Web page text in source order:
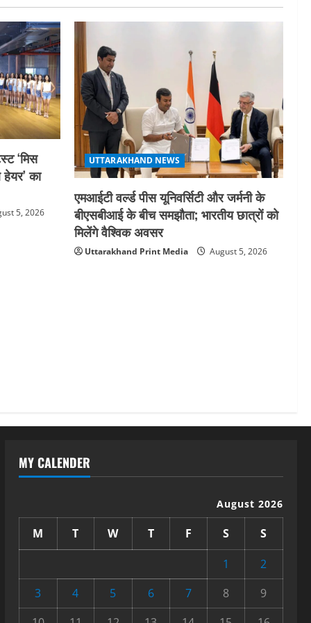
5
गतिविधियों के विस्तार पर हुई चर्चा
August 4, 2026
‘मिस
का
5, 2026
UTTARAKHAND NEWS
एमआईटी वर्ल्ड पीस यूनिवर्सिटी और जर्मनी के
बीएसबीआई के बीच समझौता; भारतीय छात्रों को
मिलेंगे वैश्विक अवसर
Uttarakhand Print Media August 5, 2026
MY CALENDER
August 2026
M T W T F S
S
1
2
3
4 5 6 7 8
9